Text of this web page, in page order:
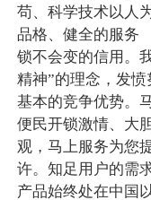
苟、科学技术以人
品格、健全的服
锁不会变的信用。
精神”的理念，发
基本的竞争优势。
便民开锁激情、大
观，马上服务为您
许。知足用户的需
产品始终处在中国